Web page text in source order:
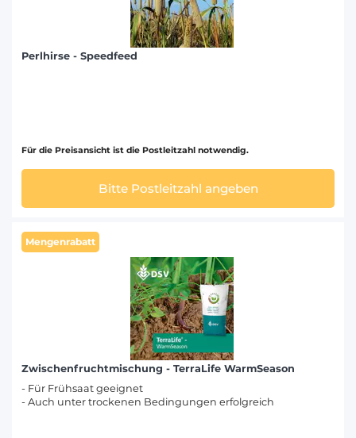
Perlhirse - Speedfeed
Für die Preisansicht ist die Postleitzahl notwendig.
Bitte Postleitzahl angeben
Mengenrabatt
Zwischenfruchtmischung - TerraLife WarmSeason
- Für Frühsaat geeignet
- Auch unter trockenen Bedingungen erfolgreich